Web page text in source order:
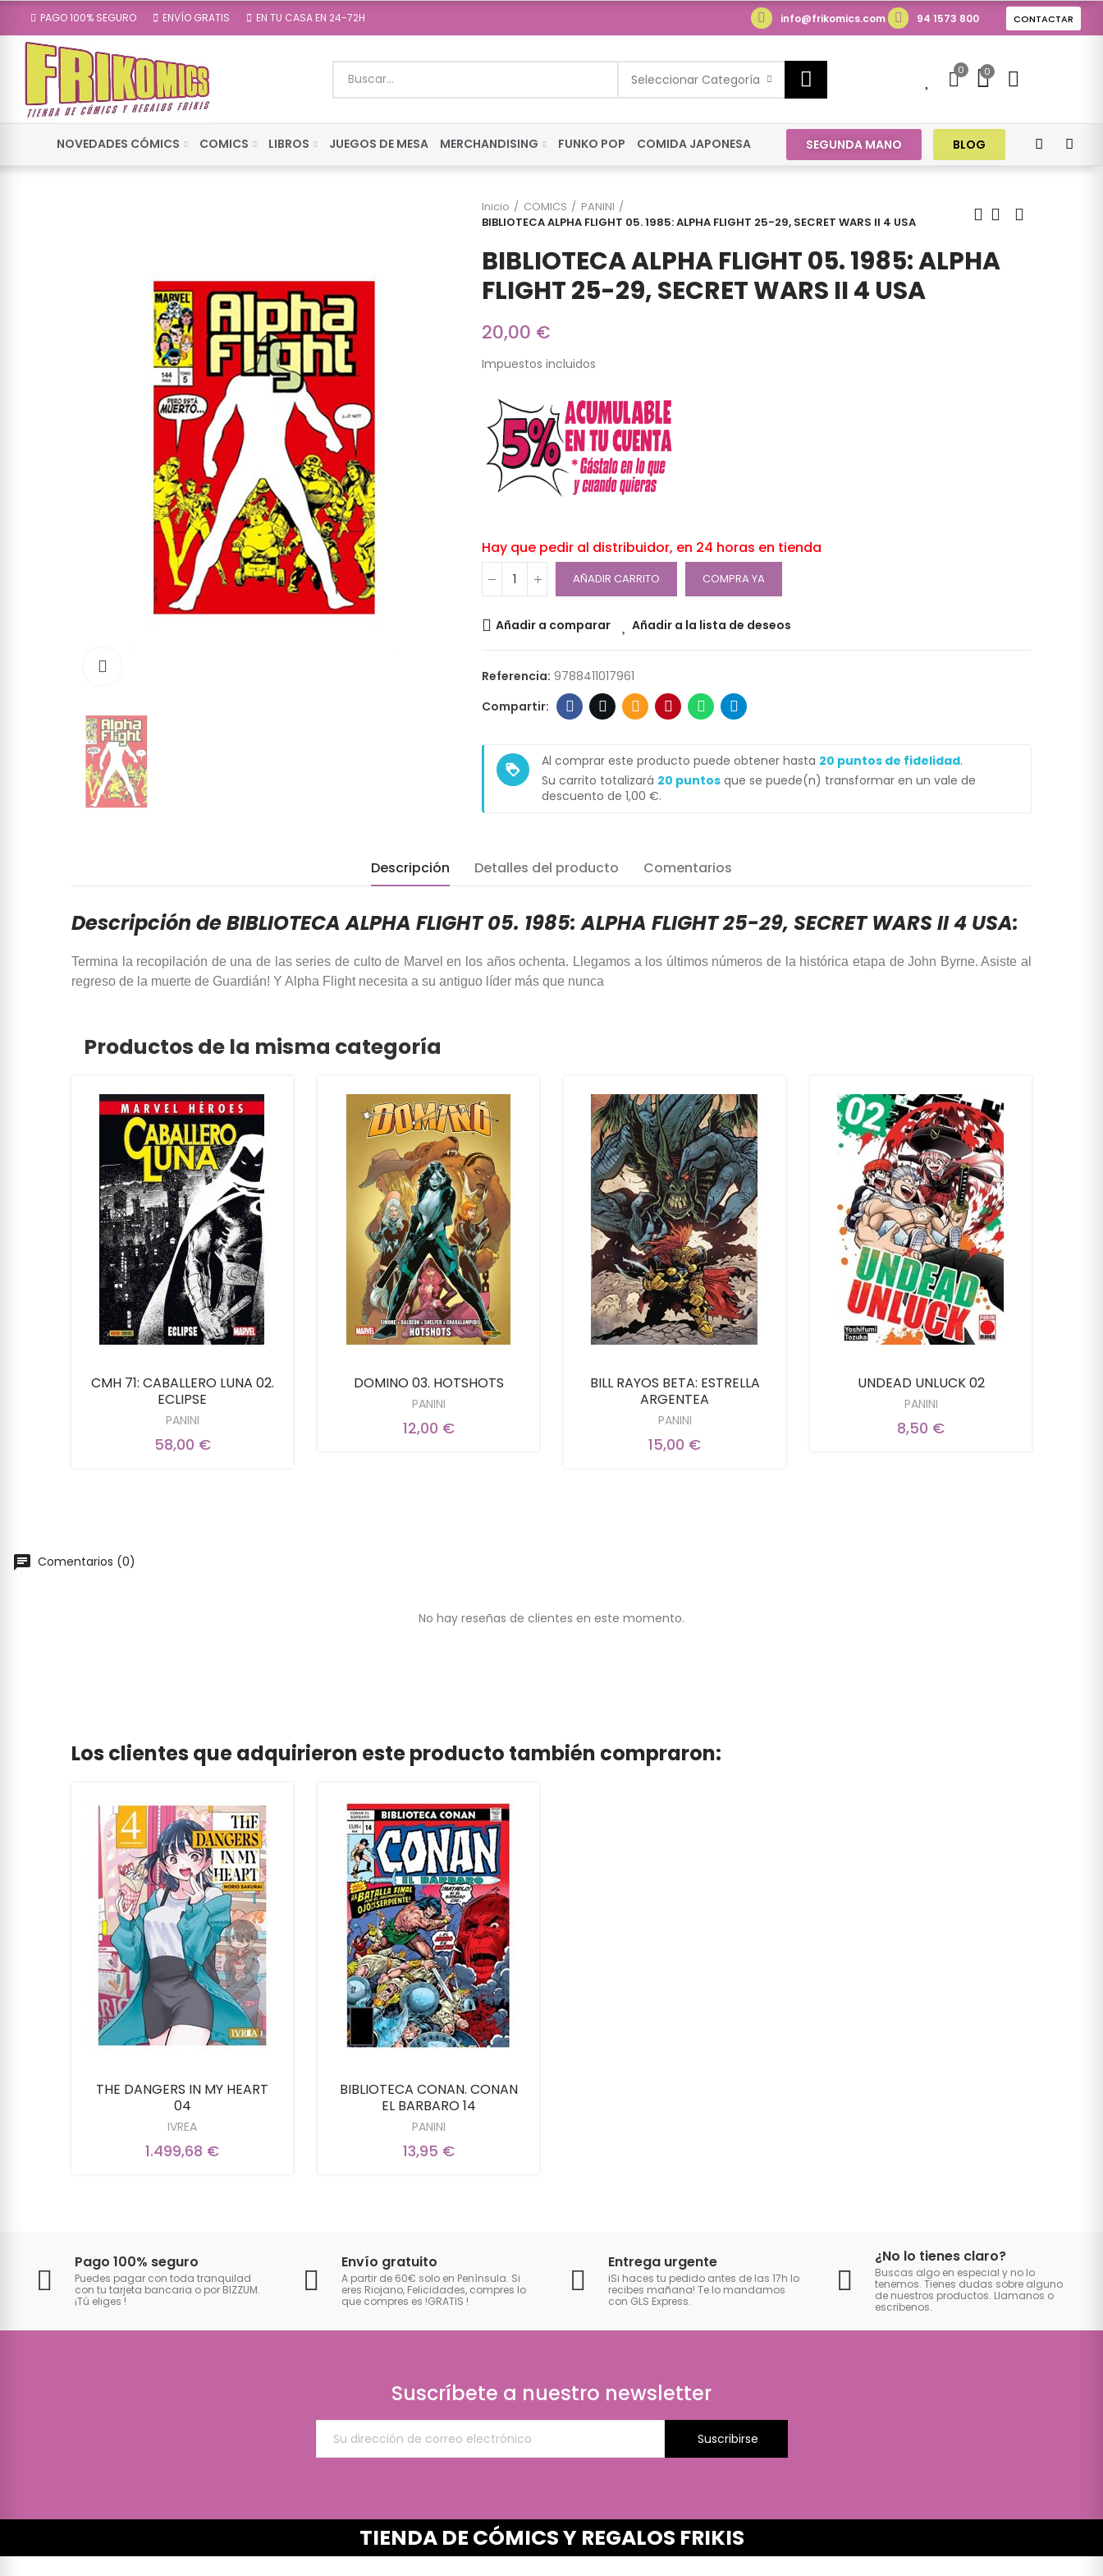
PAGO 100% SEGURO ENVÍO GRATIS EN TU CASA EN 24-72H info@frikomics.com 94 1573 800 CONTACTAR
Seleccionar Categoría
0 0
NOVEDADES CÓMICS COMICS LIBROS JUEGOS DE MESA MERCHANDISING FUNKO POP COMIDA JAPONESA SEGUNDA MANO BLOG
Inicio COMICS
PANINI
BIBLIOTECA ALPHA FLIGHT 05. 1985: ALPHA FLIGHT 25-29, SECRET WARS II 4 USA
BIBLIOTECA ALPHA FLIGHT 05. 1985: ALPHA
FLIGHT 25-29, SECRET WARS II 4 USA
20,00 €
Impuestos incluidos
Hay que pedir al distribuidor, en 24 horas en tienda
AÑADIR CARRITO COMPRA YA
Añadir a comparar Añadir a la lista de deseos
Referencia: 9788411017961
loyalty
Al comprar este producto puede obtener hasta 20 puntos de fidelidad.
Su carrito totalizará 20 puntos que se puede(n) transformar en un vale de
descuento de 1,00 €.
Descripción Detalles del producto Comentarios
Descripción de BIBLIOTECA ALPHA FLIGHT 05. 1985: ALPHA FLIGHT 25-29, SECRET WARS II 4 USA:
Termina la recopilación de una de las series de culto de Marvel en los años ochenta. Llegamos a los últimos números de la histórica etapa de John Byrne. Asiste al
regreso de la muerte de Guardián! Y Alpha Flight necesita a su antiguo líder más que nunca
Productos de la misma categoría
CMH 71: CABALLERO LUNA 02.
ECLIPSE
PANINI
58,00 €
DOMINO 03. HOTSHOTS
PANINI
12,00 €
BILL RAYOS BETA: ESTRELLA
ARGENTEA
PANINI
15,00 €
UNDEAD UNLUCK 02
PANINI
8,50 €
Comentarios (0)
No hay reseñas de clientes en este momento.
Los clientes que adquirieron este producto también compraron:
THE DANGERS IN MY HEART
04
IVREA
1.499,68 €
BIBLIOTECA CONAN. CONAN
EL BARBARO 14
PANINI
13,95 €
Pago 100% seguro
Puedes pagar con toda tranquilad
con tu tarjeta bancaria o por BIZZUM.
¡Tú eliges !
Envío gratuito
A partir de 60€ solo en Península. Si
eres Riojano, Felicidades, compres lo
que compres es !GRATIS !
Entrega urgente
iSi haces tu pedido antes de las 17h lo
recibes mañana! Te lo mandamos
con GLS Express.
¿No lo tienes claro?
Buscas algo en especial y no lo
tenemos. Tienes dudas sobre alguno
de nuestros productos. Llamanos o
escribenos.
Suscríbete a nuestro newsletter
Suscribirse
TIENDA DE CÓMICS Y REGALOS FRIKIS